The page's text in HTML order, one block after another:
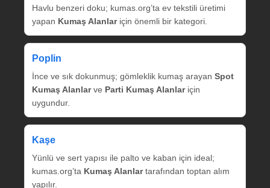
Havlu benzeri doku; kumas.org’ta ev tekstili üretimi
yapan Kumaş Alanlariçin önemli bir kategori.
Poplin
İnce ve sık dokunmuş; gömleklik kumaş arayan Spot
Kumaş Alanlarve Parti Kumaş Alanlariçin
uygundur.
Kaşe
Yünlü ve sert yapısı ile palto ve kaban için ideal;
kumas.org’ta Kumaş Alanlartarafından toptan alım
yapılır.